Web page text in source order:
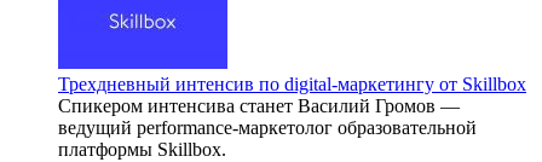
Трехдневный интенсив по digital-маркетингу от Skillbox
Спикером интенсива станет Василий Громов —
ведущий performance-маркетолог образовательной
платформы Skillbox.